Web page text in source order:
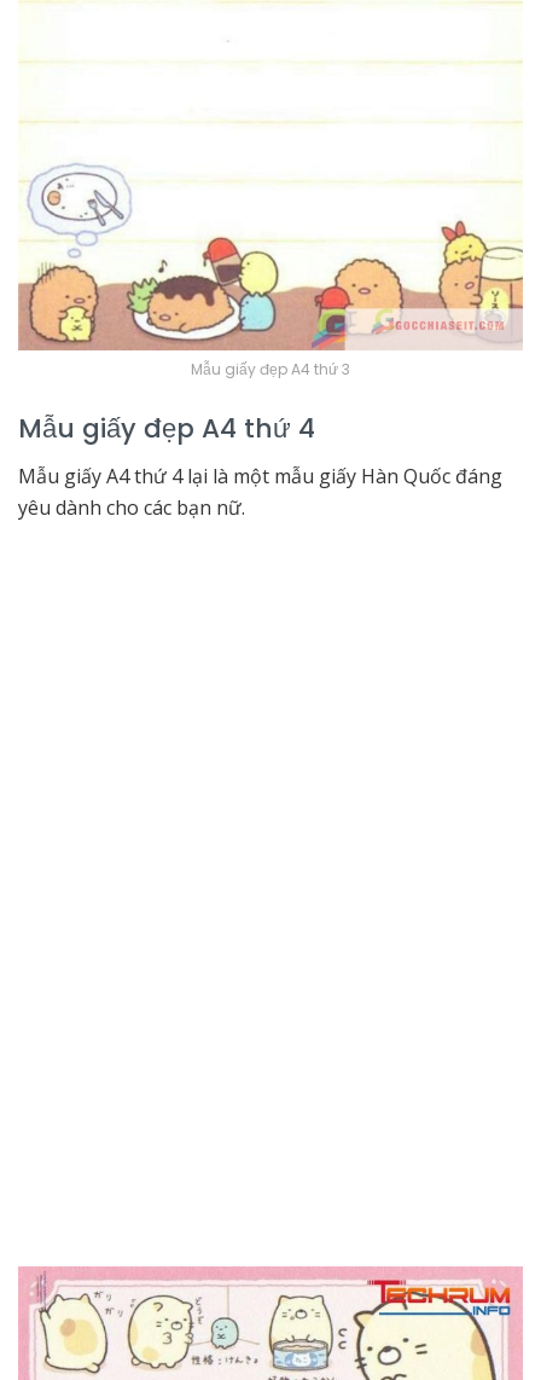
Mẫu giấy đẹp A4 thứ 3
Mẫu giấy đẹp A4 thứ 4
Mẫu giấy A4 thứ 4 lại là một mẫu giấy Hàn Quốc đáng
yêu dành cho các bạn nữ.